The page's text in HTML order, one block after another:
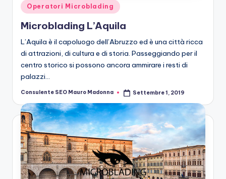
Posted
in
Operatori Microblading
Microblading L’Aquila
L’Aquila è il capoluogo dell’Abruzzo ed è una città ricca
di attrazioni, di cultura e di storia. Passeggiando per il
centro storico si possono ancora ammirare i resti di
palazzi…
Posted
Consulente SEO Mauro Madonna Settembre 1, 2019